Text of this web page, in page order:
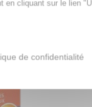
en cliquant sur le lien
de confidentialité